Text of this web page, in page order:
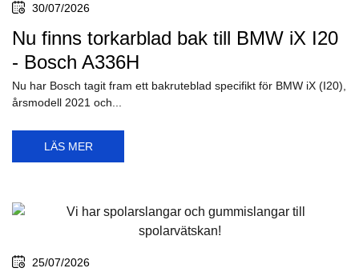
30/07/2026
Nu finns torkarblad bak till BMW iX I20
- Bosch A336H
Nu har Bosch tagit fram ett bakruteblad specifikt för BMW iX (I20),
årsmodell 2021 och...
LÄS MER
25/07/2026